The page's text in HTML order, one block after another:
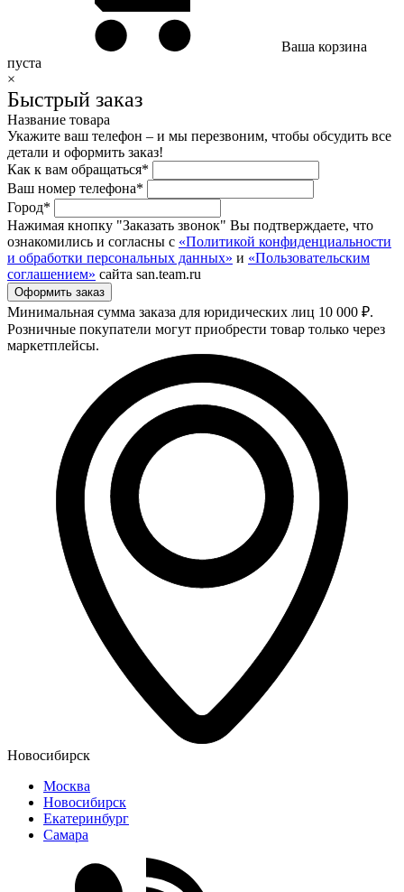
Ваша корзина
пуста
×
Быстрый заказ
Название товара
Укажите ваш телефон – и мы перезвоним, чтобы обсудить все
детали и оформить заказ!
Как к вам обращаться*
Ваш номер телефона*
Город*
Нажимая кнопку "Заказать звонок" Вы подтверждаете, что
ознакомились и согласны с «Политикой конфиденциальности
и обработки персональных данных» и «Пользовательским
соглашением» сайта san.team.ru
Минимальная сумма заказа для юридических лиц 10 000 ₽.
Розничные покупатели могут приобрести товар только через
маркетплейсы.
Новосибирск
Москва
Новосибирск
Екатеринбург
Самара